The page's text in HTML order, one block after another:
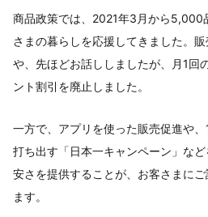
商品政策では、2021年3月から5,000
さまの暮らしを応援してきました。
や、先ほどお話ししましたが、月1回
ント割引を廃止しました。
一方で、アプリを使った販売促進や
打ち出す「日本一キャンペーン」な
安さを提供することが、お客さまに
ます。